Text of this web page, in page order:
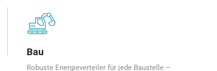
Bau
Robuste Energieverteiler für jede Baustelle –